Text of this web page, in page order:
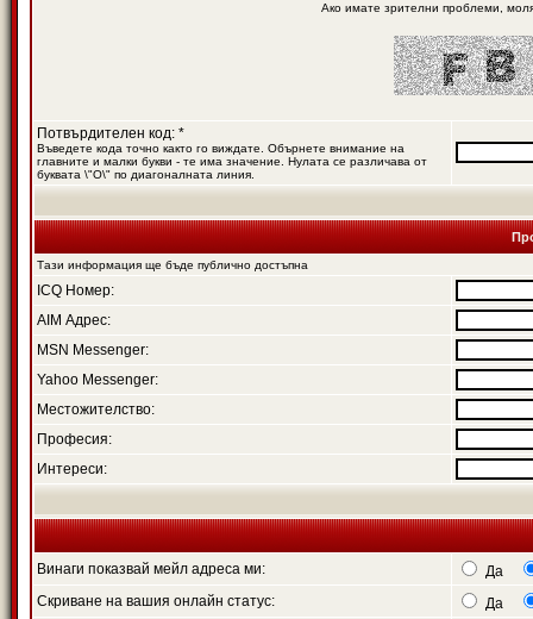
Ако имате зрителни проблеми,
Потвърдителен код: *
Въведете кода точно както го виждате. Обърнете внимание на
главните и малки букви - те има значение. Нулата се различава от
буквата \"O\" по диагоналната линия.
Тази информация ще бъде публично достъпна
ICQ Номер:
AIM Адрес:
MSN Messenger:
Yahoo Messenger:
Местожителство:
Професия:
Интереси:
Винаги показвай мейл адреса ми:
Да
Скриване на вашия онлайн статус:
Да